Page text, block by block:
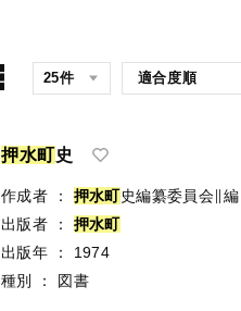
押水町史
作成者 ： 押水町史編纂委員会∥編
出版者
： 押水町
出版年
：
1974
種別
： 図書